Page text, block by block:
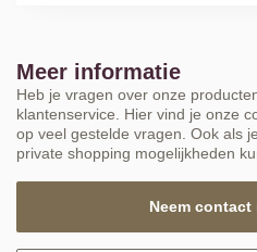
Meer informatie
Heb je vragen over onze
klantenservice. Hier vind je onze
op veel gestelde vragen. Ook als
private shopping mogelijkheden
Neem contact